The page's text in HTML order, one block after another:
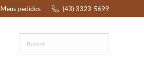
Meus pedidos (43) 3323-5699